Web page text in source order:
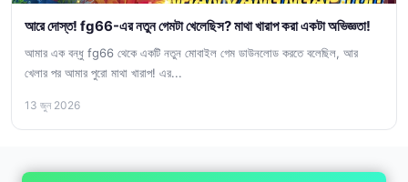
আরে দোস্ত! fg66-এর নতুন গেমটা খেলেছিস? মাথা খারাপ করা একটা অভিজ্ঞতা!
আমার এক বন্ধু fg66 থেকে একটি নতুন মোবাইল গেম ডাউনলোড করতে বলেছিল, আর
খেলার পর আমার পুরো মাথা খারাপ! এর...
13 জুন 2026